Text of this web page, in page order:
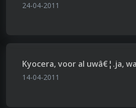
24-04-2011
Kyocera, voor al uwâ€¦.ja,
14-04-2011